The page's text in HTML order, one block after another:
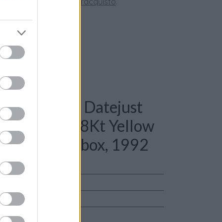
Lady Datejust
and 18Kt Yellow
and our box, 1992